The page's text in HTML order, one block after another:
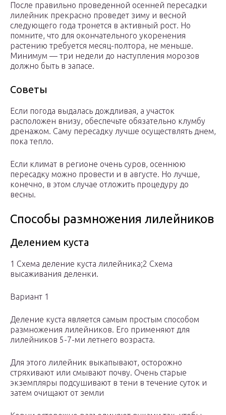
После правильно проведенной осенней пересадки
лилейник прекрасно проведет зиму и весной
следующего года тронется в активный рост. Но
помните, что для окончательного укоренения
растению требуется месяц-полтора, не меньше.
Минимум — три недели до наступления морозов
должно быть в запасе.
Советы
Если погода выдалась дождливая, а участок
расположен внизу, обеспечьте обязательно клумбу
дренажом. Саму пересадку лучше осуществлять днем,
пока тепло.
Если климат в регионе очень суров, осеннюю
пересадку можно провести и в августе. Но лучше,
конечно, в этом случае отложить процедуру до
весны.
Способы размножения лилейников
Делением куста
1 Схема деление куста лилейника;2 Схема
высаживания деленки.
Вариант 1
Деление куста является самым простым способом
размножения лилейников. Его применяют для
лилейников 5-7-ми летнего возраста.
Для этого лилейник выкапывают, осторожно
стряхивают или смывают почву. Очень старые
экземпляры подсушивают в тени в течение суток и
затем очищают от земли